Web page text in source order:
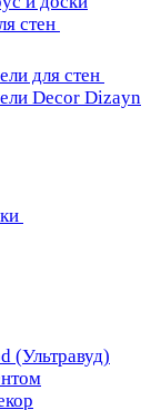
стен
для стен
Decor Dizayn
(Ультравуд)